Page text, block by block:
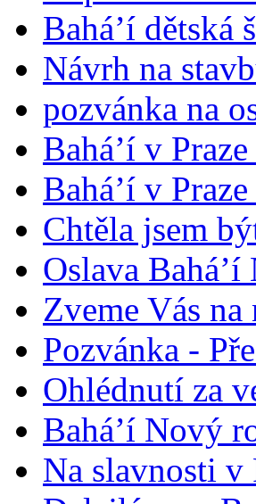
Bahá’í dětská
Návrh na
pozvánka na
Bahá’í v
Bahá’í v
Chtěla jsem
Oslava
Zveme Vás
Pozvánka -
Ohlédnutí za
Bahá’í Nový
Na slavnosti v